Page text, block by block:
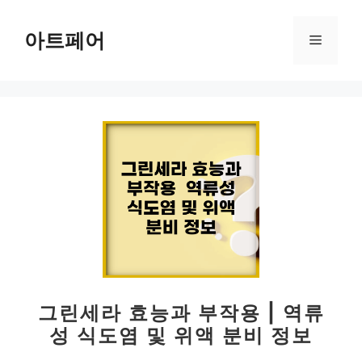
아트페어 메
그린세라 효능과 부작용 | 역류
성 식도염 및 위액 분비 정보